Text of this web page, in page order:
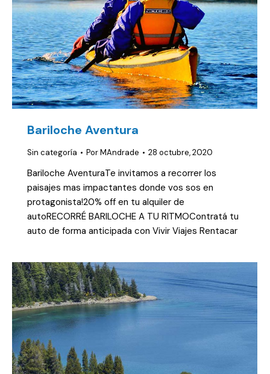
Bariloche Aventura
Sin categoría PorMAndrade 28 octubre, 2020
Bariloche AventuraTe invitamos a recorrer los
paisajes mas impactantes donde vos sos en
protagonista!20% off en tu alquiler de
autoRECORRÉ BARILOCHE A TU RITMOContratá tu
auto de forma anticipada con Vivir Viajes Rentacar